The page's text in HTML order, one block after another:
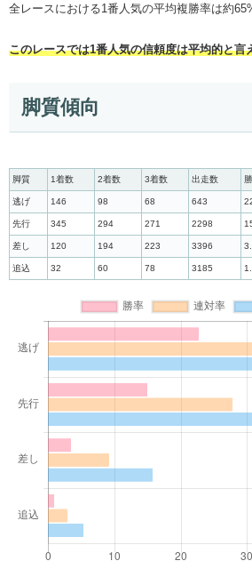
全レースにおける1番人気の平均複勝率は約
このレースでは1番人気の信頼度は平均的と言
脚質傾向
脚質 1着数 2着数 3着数 出走数
逃げ 146 98 68 643
先行 345 294 271 2298
差し 120 194 223 3396
追込 32 60 78 3185